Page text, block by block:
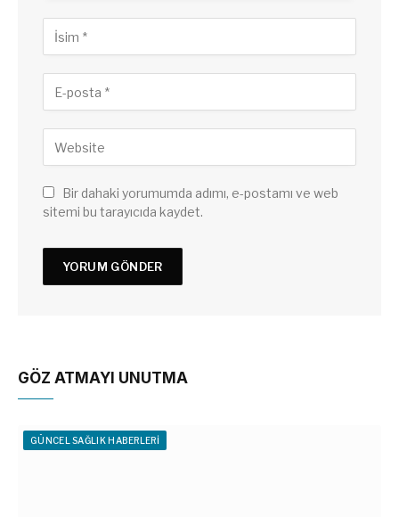
Bir dahaki yorumumda adımı, e-postamı ve web
sitemi bu tarayıcıda kaydet.
GÖZ ATMAYI UNUTMA
GÜNCEL SAĞLIK HABERLERI